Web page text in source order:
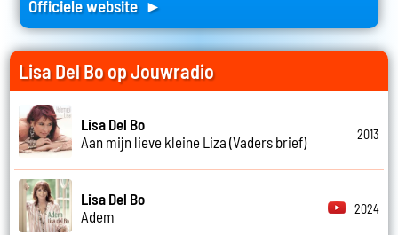
Officiele website ►
Lisa Del Bo op Jouwradio
Lisa Del Bo
Aan mijn lieve kleine Liza (Vaders brief)
2013
Lisa Del Bo
Adem
2024